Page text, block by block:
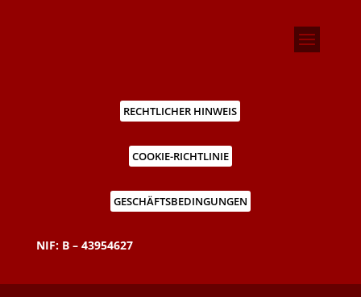
RECHTLICHER HINWEIS
COOKIE-RICHTLINIE
GESCHÄFTSBEDINGUNGEN
NIF: B – 43954627